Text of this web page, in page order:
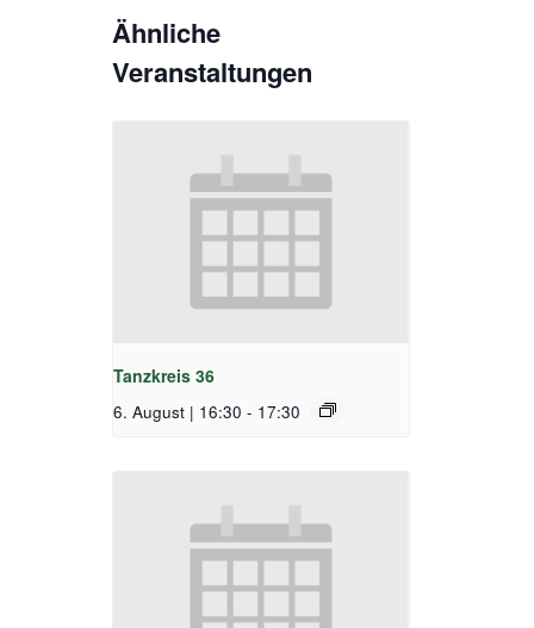
Ähnliche
Veranstaltungen
Tanzkreis 36
6. August | 16:30 - 17:30